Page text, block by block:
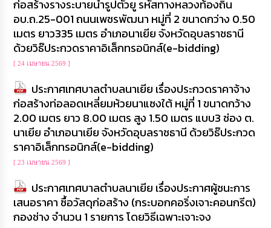
ก่อสร้างรางระบายน้ำรูปตัวยู รหัสทางหลวงท้องถิ่น
อบ.ถ.25-001 ถนนเพชรพัฒนา หมู่ที่ 2 ขนาดกว่าง 0.50
เมตร ยาว335 เมตร อำเภอนาเยีย จังหวัดอุบลราชธานี
ด้วยวิธ๊ประกวดราคาอิเล็กทรอนิกส์(e-bidding)
[ 24 เมษายน 2569 ]
ประกาศเทศบาลตำบลนาเยีย เรื่องประกวดราคาจ้าง
ก่อสร้างท่อลอดเหลี่ยมห้วยนาแซงใต้ หมู่ที่ 1 ขนาดกว้าง
2.00 เมตร ยาว 8.00 เมตร สูง 1.50 เมตร แบบ3 ช่อง ต.
นาเยีย อำเภอนาเยีย จังหวัดอุบลราชธานี ด้วยวิธ๊ประกวด
ราคาอิเล็กทรอนิกส์(e-bidding)
[ 23 เมษายน 2569 ]
ประกาศเทศบาลตำบลนาเยีย เรื่องประกาศผู้ชนะการ
เสนอราคา ซื้อวัสดุก่อสร้าง (กระบอกคอริ่งเจาะคอนกรีต)
กองช่าง จำนวน 1 รายการ โดยวิธีเฉพาะเจาะจง